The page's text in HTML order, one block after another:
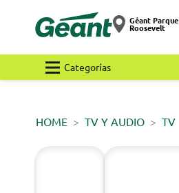
Géant Parque
Roosevelt
Categorías
HOME TV Y AUDIO TV